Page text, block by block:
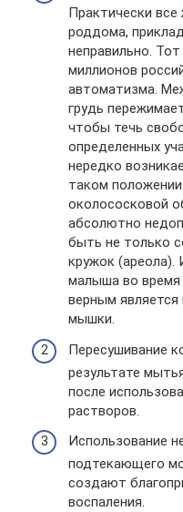
Практически
роддома,
неправильно.
миллионов
автоматизма.
грудь
чтобы течь
определенных
нередко
таком
околососковой
абсолютно
быть не только
кружок (ареола).
малыша во время
верным
мышки.
Пересушивание
результате
после
растворов.
Использование
подтекающего
создают
воспаления.